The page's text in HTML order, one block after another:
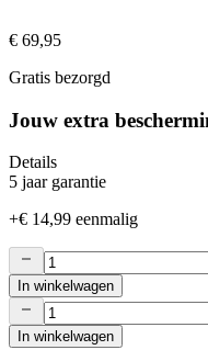
€ 69,95
Gratis bezorgd
Jouw extra
Details
5 jaar garantie
+€ 14,99 eenmalig
In winkelwagen
In winkelwagen